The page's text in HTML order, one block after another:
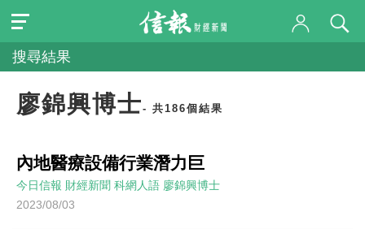
搜尋結果
廖錦興博士- 共186個結果
內地醫療設備行業潛力巨
今日信報 財經新聞 科網人語 廖錦興博士
2023/08/03